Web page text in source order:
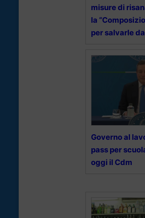
misure di
la
per salvarle
Governo al
pass per
oggi il Cdm